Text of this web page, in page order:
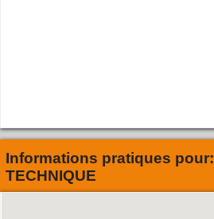
Informations pratiques pour:
TECHNIQUE